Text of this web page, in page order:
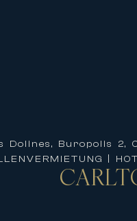
Aufenthalt
zu mieten
um Ihnen ein
Organisation
Aufenthalts
Services
Dolines, Buropolis 2,
|